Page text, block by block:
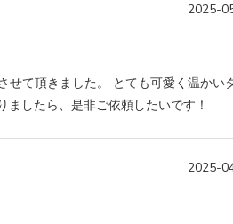
2025-
せて頂きました。 とても可愛く温かい
したら、是非ご依頼したいです！
2025-